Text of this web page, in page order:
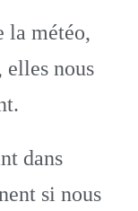
la météo,
elles nous
dans
si nous